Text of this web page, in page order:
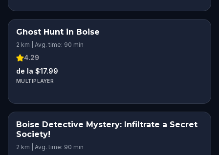
Ghost Hunt in Boise
2 km | Avg. time: 90 min
4.29
de la $17.99
MULTIPLAYER
Boise Detective Mystery: Infiltrate a Secret
Society!
2 km | Avg. time: 90 min